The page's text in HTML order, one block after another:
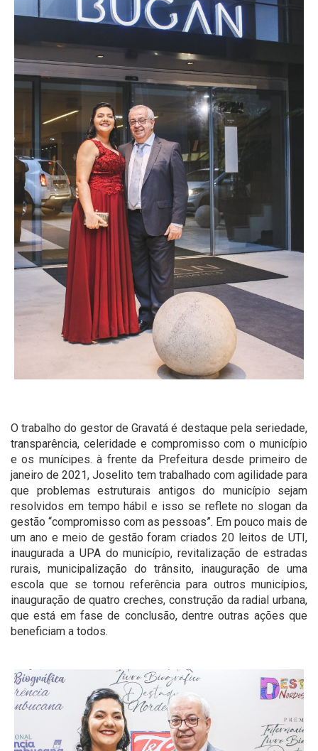
O trabalho do gestor de Gravatá é destaque pela seriedade,
transparência, celeridade e compromisso com o município
e os munícipes. à frente da Prefeitura desde primeiro de
janeiro de 2021, Joselito tem trabalhado com agilidade para
que problemas estruturais antigos do município sejam
resolvidos em tempo hábil e isso se reflete no slogan da
gestão “compromisso com as pessoas”. Em pouco mais de
um ano e meio de gestão foram criados 20 leitos de UTI,
inaugurada a UPA do município, revitalização de estradas
rurais, municipalização do trânsito, inauguração de uma
escola que se tornou referência para outros municípios,
inauguração de quatro creches, construção da radial urbana,
que está em fase de conclusão, dentre outras ações que
beneficiam a todos.